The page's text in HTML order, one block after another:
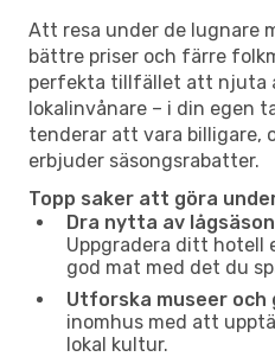
Att resa under de lugnare
bättre priser och färre
perfekta tillfället att njuta
lokalinvånare – i din egen
tenderar att vara billigare,
erbjuder säsongsrabatter.
Topp saker att göra
Dra nytta av
Uppgradera ditt hotell
god mat med det du
Utforska museer och
inomhus med att
lokal kultur.